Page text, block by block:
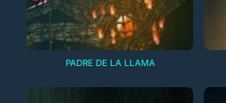
PADRE DE LA LLAMA